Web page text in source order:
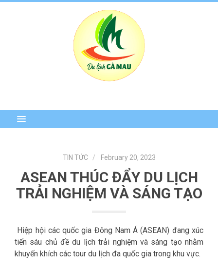
TIN TỨC February 20, 2023
ASEAN THÚC ĐẨY DU LỊCH
TRẢI NGHIỆM VÀ SÁNG TẠO
Hiệp hội các quốc gia Đông Nam Á (ASEAN) đang xúc
tiến sáu chủ đề du lịch trải nghiệm và sáng tạo nhằm
khuyến khích các tour du lịch đa quốc gia trong khu vực.